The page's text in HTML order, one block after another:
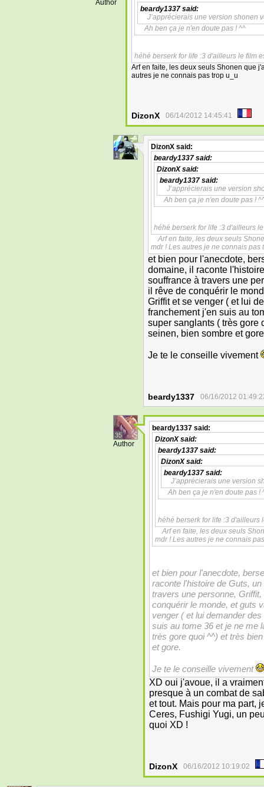
Author
beardy1337 said:
J’apprécierais une version shonen
Ah ben ça je n'en doute pas ! ^^
héhé berserk for life :3 d'ailleurs le film
Arf en faite, les deux seuls Shonen que
autres je ne connais pas trop u_u
DizonX 06/14/2012 14:45:41
1
DizonX said:
beardy1337 said:
DizonXsaid:
beardy1337 said:
J’apprécierais une version
Ah ben ça je n'en doute pas !
héhé berserk for life :3 d'ailleurs
Arf en faite, les deux seuls
mdr ! Les autres je ne connais pas
et bien pour l'anecdote,
domaine, il raconte
souffrance à travers une
il rêve de conquérir le
Griffit et se venger ( et lui
franchement j'en suis au
super sanglants ( très gore
seinen, bien sombre et
Je te le conseille vivement
beardy1337 06/16/2012
35
Author
beardy1337 said:
DizonXsaid:
beardy1337 said:
DizonXsaid:
beardy1337 said:
J’apprécierais une version
Ah ben ça je n'en doute pas !
héhé berserk for life :3 d'ailleurs
Arf en faite, les deux seuls
mdr ! Les autres je ne connais
et bien pour l'anecdote,
raconte l'histoire de Guts,
travers une personne,
conquérir le monde, et guts
venger ( et lui demander
suis au tome 36 et je ne me
très gore quoi ^^) et très
et gore.
Je te le conseille vivement
XD oui j'avoue, il a
presque à un combat de
et tout. Mais pour ma part,
Ceres, Fushigi Yugi, un
quoi XD !
DizonX 06/16/2012 10:19:02